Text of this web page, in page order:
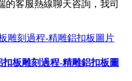
的客服熱線聊天咨詢，我司
板雕刻過程-精雕鋁扣板圖